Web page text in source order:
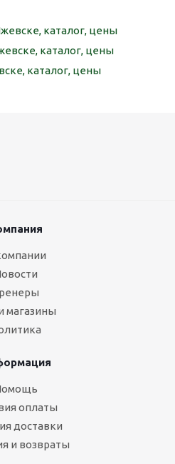
каталог, цены
каталог, цены
каталог, цены
магазины
оплаты
доставки
и возвраты